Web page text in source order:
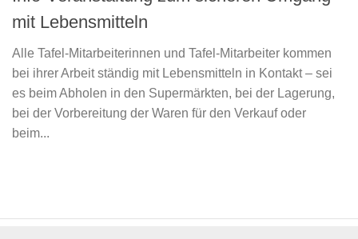
mit Lebensmitteln
Alle Tafel-Mitarbeiterinnen und Tafel-Mitarbeiter kommen
bei ihrer Arbeit ständig mit Lebensmitteln in Kontakt – sei
es beim Abholen in den Supermärkten, bei der Lagerung,
bei der Vorbereitung der Waren für den Verkauf oder
beim...